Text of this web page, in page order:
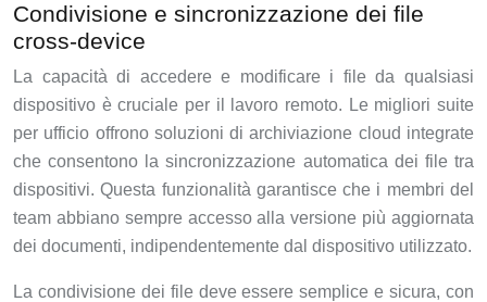
Condivisione e sincronizzazione dei file
cross-device
La capacità di accedere e modificare i file da qualsiasi
dispositivo è cruciale per il lavoro remoto. Le migliori suite
per ufficio offrono soluzioni di archiviazione cloud integrate
che consentono la sincronizzazione automatica dei file tra
dispositivi. Questa funzionalità garantisce che i membri del
team abbiano sempre accesso alla versione più aggiornata
dei documenti, indipendentemente dal dispositivo utilizzato.
La condivisione dei file deve essere semplice e sicura, con